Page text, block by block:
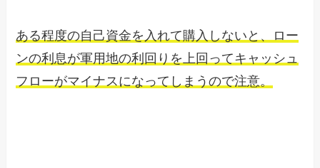
ある程度の自己資金を入れて購入しないと、ロー
ンの利息が軍用地の利回りを上回ってキャッシュ
フローがマイナスになってしまうので注意。